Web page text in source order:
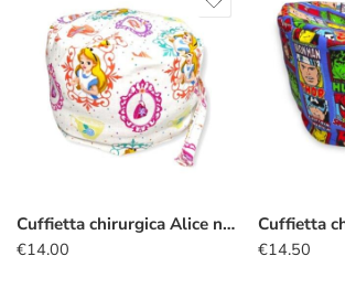
Cuffietta chirurgica Alice nel Paese delle Meraviglie tè
€14.00
€14.50